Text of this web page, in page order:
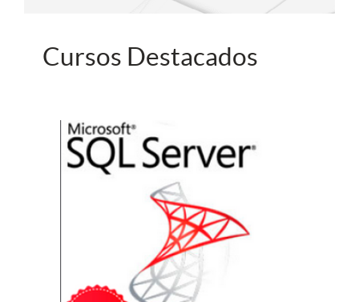
Cursos Destacados